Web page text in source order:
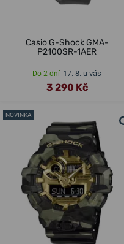
Casio G-Shock GMA-
P2100SR-1AER
Do 2 dní 17. 8. u vás
3 290 Kč
NOVINKA